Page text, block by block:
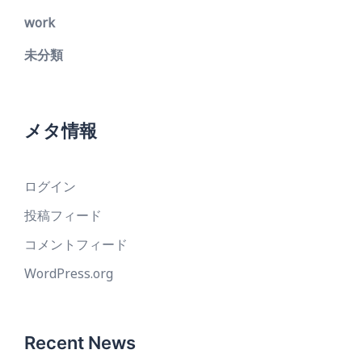
work
未分類
メタ情報
ログイン
投稿フィード
コメントフィード
WordPress.org
Recent News